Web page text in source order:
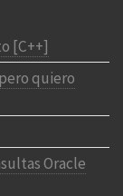
[C++]
quiero
Oracle